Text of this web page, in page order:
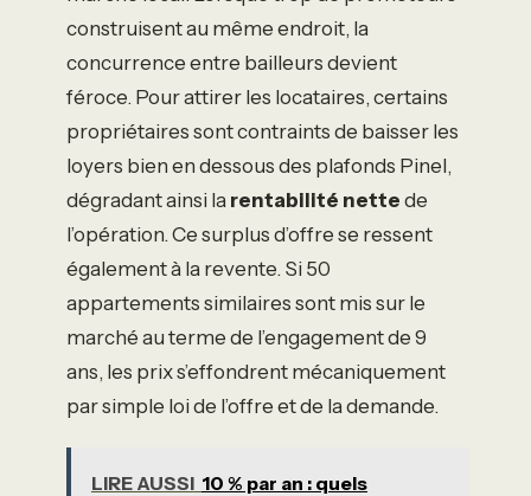
construisent au même endroit, la
concurrence entre bailleurs devient
féroce. Pour attirer les locataires, certains
propriétaires sont contraints de baisser les
loyers bien en dessous des plafonds Pinel,
dégradant ainsi la rentabilité nette de
l’opération. Ce surplus d’offre se ressent
également à la revente. Si 50
appartements similaires sont mis sur le
marché au terme de l’engagement de 9
ans, les prix s’effondrent mécaniquement
par simple loi de l’offre et de la demande.
LIRE AUSSI 10 % par an : quels